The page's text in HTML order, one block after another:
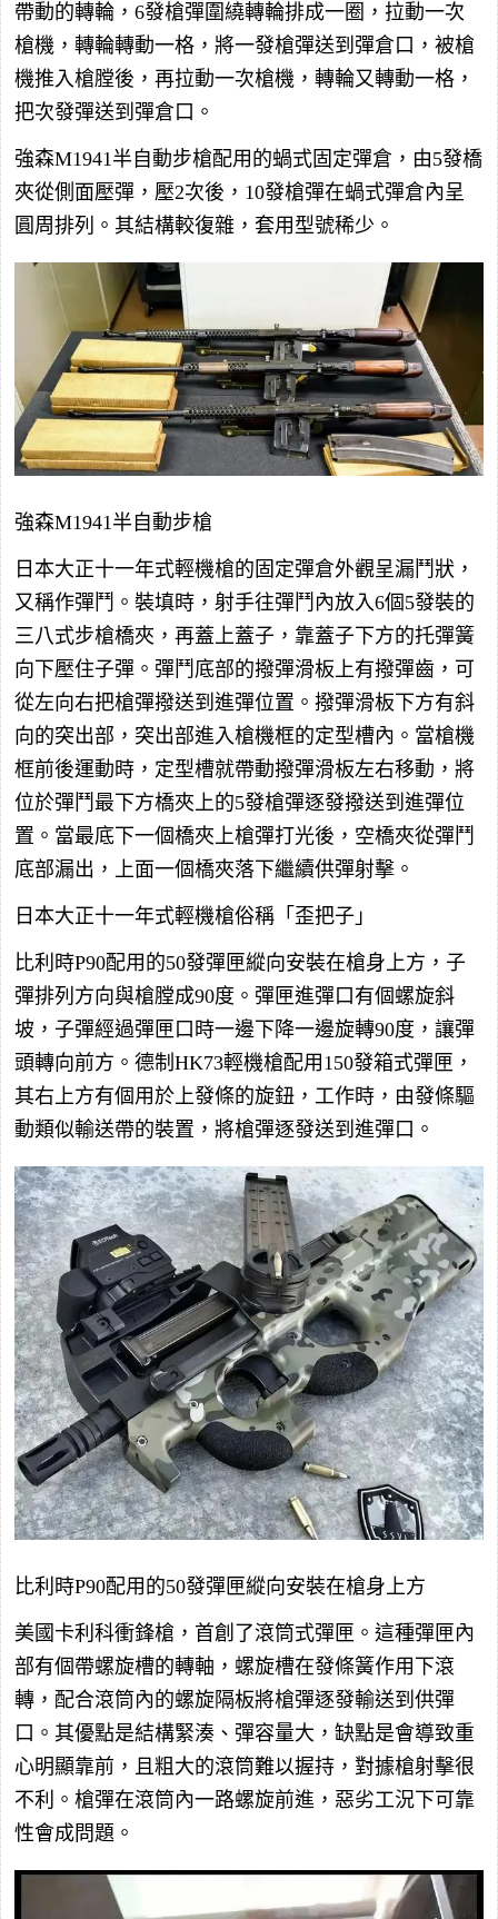
帶動的轉輪，6發槍彈圍繞轉輪排成一圈，拉動一次
槍機，轉輪轉動一格，將一發槍彈送到彈倉口，被槍
機推入槍膛後，再拉動一次槍機，轉輪又轉動一格，
把次發彈送到彈倉口。
強森M1941半自動步槍配用的蝸式固定彈倉，由5發橋
夾從側面壓彈，壓2次後，10發槍彈在蝸式彈倉內呈
圓周排列。其結構較復雜，套用型號稀少。
強森M1941半自動步槍
日本大正十一年式輕機槍的固定彈倉外觀呈漏鬥狀，
又稱作彈鬥。裝填時，射手往彈鬥內放入6個5發裝的
三八式步槍橋夾，再蓋上蓋子，靠蓋子下方的托彈簧
向下壓住子彈。彈鬥底部的撥彈滑板上有撥彈齒，可
從左向右把槍彈撥送到進彈位置。撥彈滑板下方有斜
向的突出部，突出部進入槍機框的定型槽內。當槍機
框前後運動時，定型槽就帶動撥彈滑板左右移動，將
位於彈鬥最下方橋夾上的5發槍彈逐發撥送到進彈位
置。當最底下一個橋夾上槍彈打光後，空橋夾從彈鬥
底部漏出，上面一個橋夾落下繼續供彈射擊。
日本大正十一年式輕機槍俗稱「歪把子」
比利時P90配用的50發彈匣縱向安裝在槍身上方，子
彈排列方向與槍膛成90度。彈匣進彈口有個螺旋斜
坡，子彈經過彈匣口時一邊下降一邊旋轉90度，讓彈
頭轉向前方。德制HK73輕機槍配用150發箱式彈匣，
其右上方有個用於上發條的旋鈕，工作時，由發條驅
動類似輸送帶的裝置，將槍彈逐發送到進彈口。
比利時P90配用的50發彈匣縱向安裝在槍身上方
美國卡利科衝鋒槍，首創了滾筒式彈匣。這種彈匣內
部有個帶螺旋槽的轉軸，螺旋槽在發條簧作用下滾
轉，配合滾筒內的螺旋隔板將槍彈逐發輸送到供彈
口。其優點是結構緊湊、彈容量大，缺點是會導致重
心明顯靠前，且粗大的滾筒難以握持，對據槍射擊很
不利。槍彈在滾筒內一路螺旋前進，惡劣工況下可靠
性會成問題。